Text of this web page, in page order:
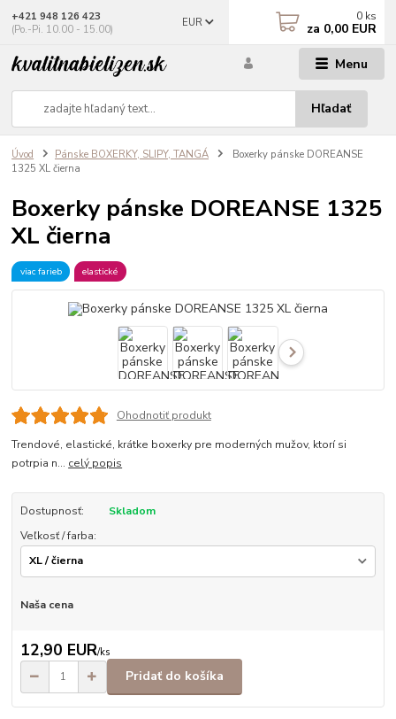
Menu
EUR
Hľadať
+421 948 126 423
(Po.-Pi. 10.00 - 15.00)
0 ks
za 0,00 EUR
Úvod Pánske BOXERKY, SLIPY, TANGÁ
Boxerky pánske DOREANSE
1325 XL čierna
Boxerky pánske DOREANSE 1325
XL čierna
viac farieb elastické
Ohodnotiť produkt
Trendové, elastické, krátke boxerky pre moderných mužov, ktorí si
potrpia n... celý popis
Dostupnosť:
Skladom
Veľkosť / farba:
Naša cena
12,90 EUR/ks
Pridať do košíka